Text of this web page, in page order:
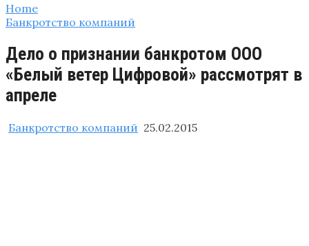
Home
Банкротство компаний
Дело о признании банкротом ООО
«Белый ветер Цифровой» рассмотрят в
апреле
Банкротство компаний 25.02.2015